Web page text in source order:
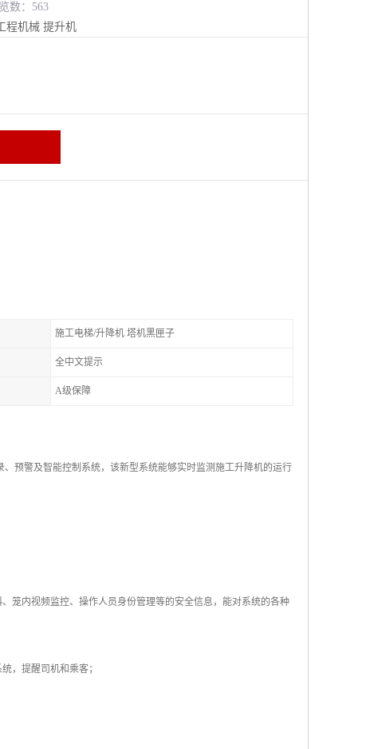
数：563
程机械 提升机
施工电梯/升降机 塔机黑匣子
全中文提示
A级保障
预警及智能控制系统，该新型系统能够实时监测施工升降机的运行
笼内视频监控、操作人员身份管理等的安全信息，能对系统的各种
，提醒司机和乘客；